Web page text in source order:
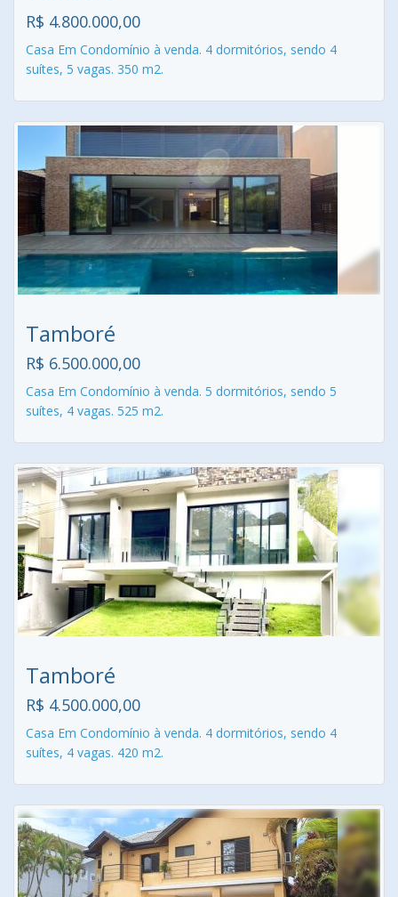
R$ 4.800.000,00
Casa Em Condomínio à venda. 4 dormitórios, sendo 4
suítes, 5 vagas. 350 m2.
Tamboré
R$ 6.500.000,00
Casa Em Condomínio à venda. 5 dormitórios, sendo 5
suítes, 4 vagas. 525 m2.
Tamboré
R$ 4.500.000,00
Casa Em Condomínio à venda. 4 dormitórios, sendo 4
suítes, 4 vagas. 420 m2.